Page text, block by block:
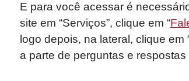
E para você acessar é
site em “Serviços”, clique em “
logo depois, na lateral, clique em
a parte de perguntas e